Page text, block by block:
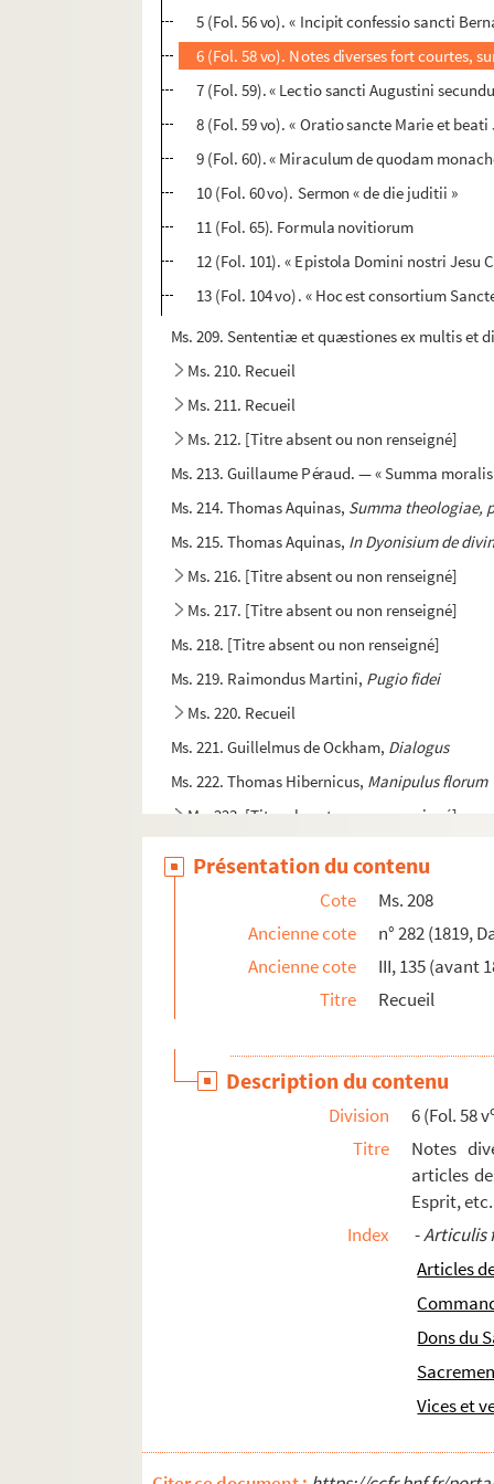
5 (Fol. 56 vo). « Incipit confessio sancti
6 (Fol. 58 vo). Notes diverses fort courtes,
7 (Fol. 59). « Lectio sancti Augustini
8 (Fol. 59 vo). « Oratio sancte Marie et
9 (Fol. 60). « Miraculum de quodam
10 (Fol. 60 vo). Sermon « de die juditii »
11 (Fol. 65). Formula novitiorum
12 (Fol. 101). « Epistola Domini nostri
13 (Fol. 104 vo). « Hoc est consortium
Ms. 209. Sententiæ et quæstiones ex multis
Ms. 210. Recueil
Ms. 211. Recueil
Ms. 212. [Titre absent ou non renseigné]
Ms. 213. Guillaume Péraud. — « Summa
Ms. 214. Thomas Aquinas, Summa theologiae,
Ms. 215. Thomas Aquinas, In Dyonisium de
Ms. 216. [Titre absent ou non renseigné]
Ms. 217. [Titre absent ou non renseigné]
Ms. 218. [Titre absent ou non renseigné]
Ms. 219. Raimondus Martini, Pugio fidei
Ms. 220. Recueil
Ms. 221. Guillelmus de Ockham, Dialogus
Ms. 222. Thomas Hibernicus, Manipulus florum
Ms. 223. [Titre absent ou non renseigné]
Ms. 225. Barthélemi de Glanville, dit l'Anglais.
Ms. 230. Recueil
Ms. 231. « Speculum anime »
Ms. 232. Recueil de petits traités de
Ms. 233. [Titre absent ou non renseigné]
Sententiae I, IV
Ms. 235. Pierre Lombard. — « Liber
Ms. 236-239. Innocentius V (Petrus de
Ms. 240. Gilles de Rome. — Commentaire sur
Ms. 241. Gilles de Rome. — Commentaire sur
Ms. 242. [Titre absent ou non renseigné]
Ms. 243. [Titre absent ou non renseigné]
Présentation du contenu
Cote
Ms. 208
Ancienne cote
n° 282 (1819,
Ancienne cote
III, 135 (avant
Titre
Recueil
Description du contenu
Division 6 (Fol. 58 v
Titre
Notes
articles
Esprit, etc.
Index
-Articulis
Articles
Dons du
Vices et